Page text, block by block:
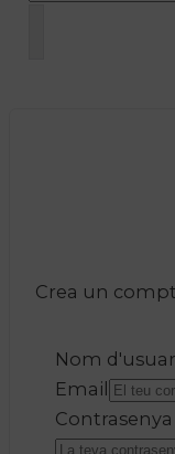
Crea un
Nom
Email
Contrasenya